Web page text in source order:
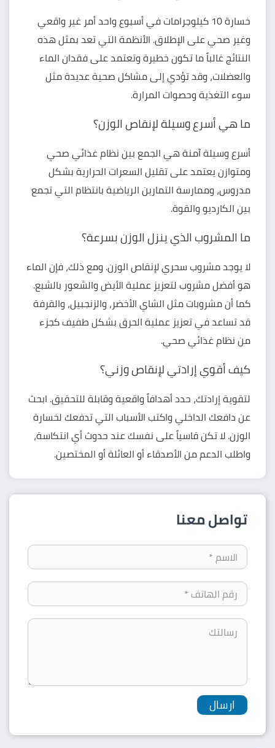
خسارة 10 كيلوجرامات في أسبوع واحد أمر غير واقعي
وغير صحي على الإطلاق. الأنظمة التي تعد بمثل هذه
النتائج غالباً ما تكون خطيرة وتعتمد على فقدان الماء
والعضلات، وقد تؤدي إلى مشاكل صحية عديدة مثل
سوء التغذية وحصوات المرارة.
ما هي أسرع وسيلة لإنقاص الوزن؟
أسرع وسيلة آمنة هي الجمع بين نظام غذائي صحي
ومتوازن يعتمد على تقليل السعرات الحرارية بشكل
مدروس، وممارسة التمارين الرياضية بانتظام التي تجمع
بين الكارديو والقوة.
ما المشروب الذي ينزل الوزن بسرعة؟
لا يوجد مشروب سحري لإنقاص الوزن. ومع ذلك، فإن الماء
هو أفضل مشروب لتعزيز عملية الأيض والشعور بالشبع.
كما أن مشروبات مثل الشاي الأخضر، والزنجبيل، والقرفة
قد تساعد في تعزيز عملية الحرق بشكل طفيف كجزء
من نظام غذائي صحي.
كيف أقوي إرادتي لإنقاص وزني؟
لتقوية إرادتك، حدد أهدافاً واقعية وقابلة للتحقيق. ابحث
عن دافعك الداخلي واكتب الأسباب التي تدفعك لخسارة
الوزن. لا تكن قاسياً على نفسك عند حدوث أي انتكاسة،
واطلب الدعم من الأصدقاء أو العائلة أو المختصين.
تواصل معنا